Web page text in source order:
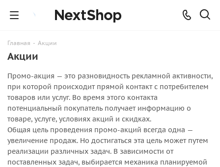
Главная - Акции
Акции
Промо-акция — это разновидность рекламной активности,
при которой происходит прямой контакт с потребителем
товаров или услуг. Во время этого контакта
потенциальный покупатель получает информацию о
товаре, услуге, условиях акций и скидках.
Общая цель проведения промо-акций всегда одна —
увеличение продаж. Но достигаться эта цель может путем
реализации различных задач. В зависимости от
поставленных задач, выбирается механика планируемой